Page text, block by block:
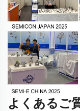
よくあるご